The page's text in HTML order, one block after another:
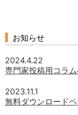
お知らせ
2024.4.22
専門家投稿用コラ
2023.11.1
無料ダウンロード